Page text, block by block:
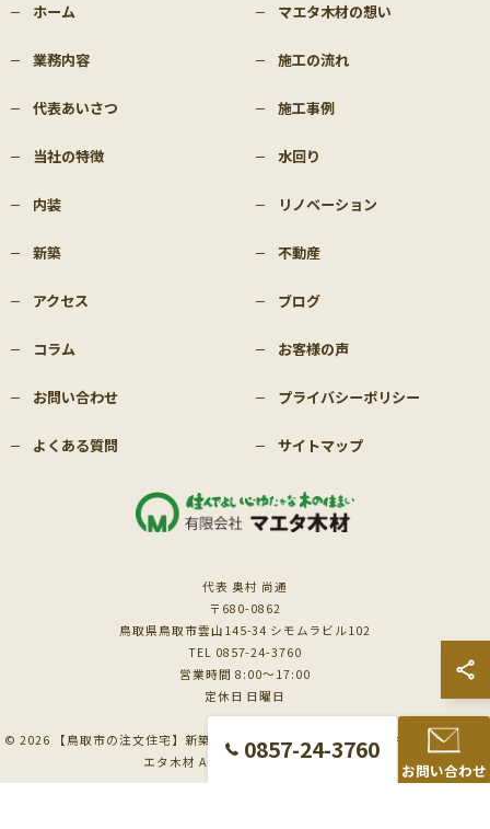
0857-24-3760
お問い合わせ
ホーム マエタ木材の想い
業務内容 施工の流れ
代表あいさつ 施工事例
当社の特徴 水回り
内装 リノベーション
新築 不動産
アクセス ブログ
コラム お客様の声
お問い合わせ プライバシーポリシー
よくある質問 サイトマップ
代表 奥村 尚通
〒680-0862
鳥取県鳥取市雲山145-34 シモムラビル102
TEL 0857-24-3760
営業時間 8:00～17:00
定休日 日曜日
© 2026 【鳥取市の注文住宅】新築も対応の工務店｜価格相談受付中｜有限会社マ
エタ木材 ALL RIGHTS RESERVED.